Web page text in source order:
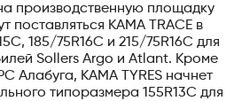
производственную площадку
KAMA TRACE в
185/75R16C и 215/75R16C для
Sollers Argo и Atlant. Кроме
Алабуга, KAMA TYRES начнет
типоразмера 155R13C для